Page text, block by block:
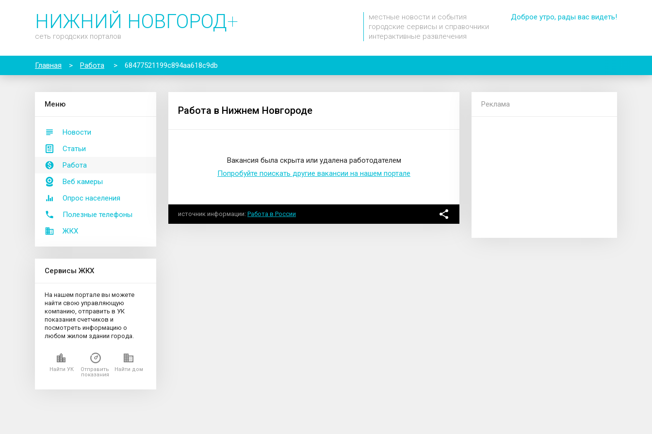
НИЖНИЙ НОВГОРОД+
сеть городских порталов
местные новости и события
городские сервисы и справочники
интерактивные развлечения
Доброе утро, рады вас видеть!
Главная > Работа > 68477521199c894aa618c9db
Меню
Новости
Статьи
Работа
Веб камеры
Опрос населения
Полезные телефоны
ЖКХ
Сервисы ЖКХ
На нашем портале вы можете
найти свою управляющую
компанию, отправить в УК
показания счетчиков и
посмотреть информацию о
любом жилом здании города.
Найти УК
Отправить
показания
Найти дом
Работа в Нижнем Новгороде
Вакансия была скрыта или удалена работодателем
Попробуйте поискать другие вакансии на нашем портале
источник информации Работа в России
Реклама